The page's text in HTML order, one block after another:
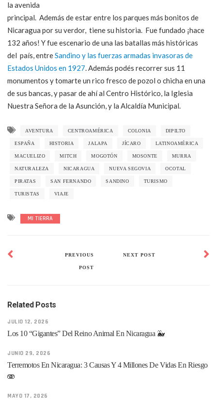
la avenida
principal. Además de estar entre los parques más bonitos de
Nicaragua por su verdor, tiene su historia. Fue fundado ¡hace
132 años! Y fue escenario de una las batallas más históricas
del país, entreSandino y las fuerzas armadas invasoras de
Estados Unidos en 1927. Además podés recorrer sus 11
monumentos y tomarte un rico fresco de pozol o chicha en una
de sus bancas, y pasar de ahí al Centro Histórico, la Iglesia
Nuestra Señora de la Asunción, y la Alcaldía Municipal.
AVENTURA CENTROAMÉRICA COLONIA DIPILTO
ESPAÑA HISTORIA JALAPA JÍCARO LATINOAMÉRICA
MACUELIZO MITCH MOGOTÓN MOSONTE MURRA
NATURALEZA NICARAGUA NUEVA SEGOVIA OCOTAL
PIRATAS SAN FERNANDO SANDINO TURISMO
TURISTAS VIAJE
MI TIERRA
PREVIOUS
POST
NEXT POST
Related Posts
JULIO 12, 2026
Los 10 “gigantes” Del Reino Animal En Nicaragua 🐳
JUNIO 29, 2026
Terremotos En Nicaragua: 3 Causas Y 4 Millones De Vidas En Riesgo
🫨
MAYO 17, 2026